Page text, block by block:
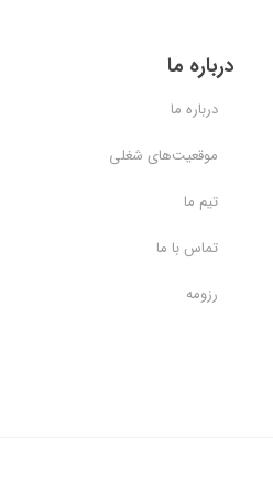
درباره ما
موقعیت‌های شغلی
تیم ما
تماس با ما
رزومه
درباره ما